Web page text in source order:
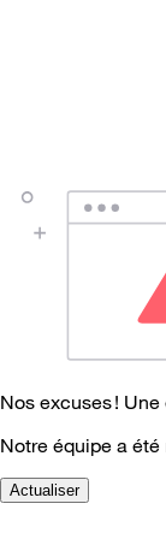
Nos excuses !
Notre équipe a
Actualiser